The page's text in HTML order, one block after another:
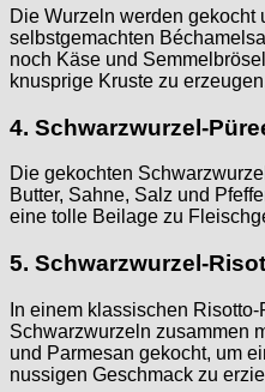
Die Wurzeln werden gekocht
selbstgemachten
noch Käse und
knusprige Kruste zu
4. Schwarzwurzel-
Die gekochten
Butter, Sahne, Salz und
eine tolle Beilage zu
5. Schwarzwurzel-
In einem klassischen
Schwarzwurzeln zusammen
und Parmesan gekocht, um
nussigen Geschmack zu